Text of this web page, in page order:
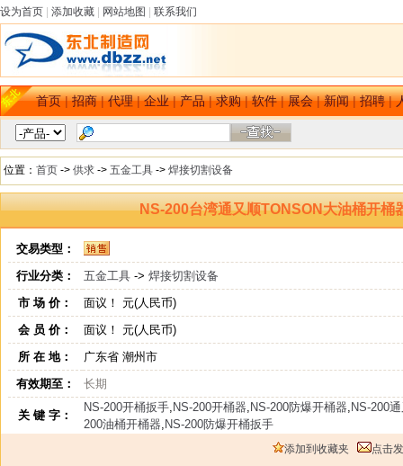
设为首页 添加收藏 网站地图 联系我们
首页|招商|代理|企业|产品|求购|软件|展会|新闻|招聘|
位置： 首页 -> 供求 -> 五金工具 -> 焊接切割设备
NS-200台湾通又顺TONSON大油桶开桶
交易类型：
行业分类：
五金工具 -> 焊接切割设备
市 场 价：
面议！ 元(人民币)
会 员 价：
面议！ 元(人民币)
所 在 地：
广东省 潮州市
有效期至：
长期
关 键 字：
NS-200开桶扳手, NS-200开桶器, NS-200防爆开桶器, NS-200
200油桶开桶器, NS-200防爆开桶扳手
添加到收藏夹 点击